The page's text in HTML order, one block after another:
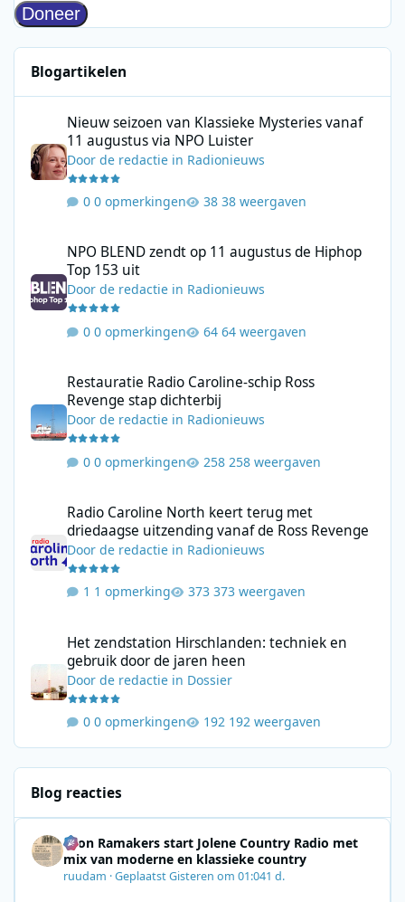
Blogartikelen
Nieuw seizoen van Klassieke Mysteries vanaf
11 augustus via NPO Luister
Doorde redactie in Radionieuws
0 opmerkingen 38 weergaven
NPO BLEND zendt op 11 augustus de Hiphop
Top 153 uit
Doorde redactie in Radionieuws
0 opmerkingen 64 weergaven
Restauratie Radio Caroline-schip Ross
Revenge stap dichterbij
Doorde redactie in Radionieuws
0 opmerkingen 258 weergaven
Radio Caroline North keert terug met
driedaagse uitzending vanaf de Ross Revenge
Doorde redactie in Radionieuws
1 opmerking 373 weergaven
Het zendstation Hirschlanden: techniek en
gebruik door de jaren heen
Doorde redactie in Dossier
0 opmerkingen 192 weergaven
Blog reacties
Leon Ramakers start Jolene Country Radio met
mix van moderne en klassieke country
ruudam ·GeplaatstGisteren om 01:041 d.